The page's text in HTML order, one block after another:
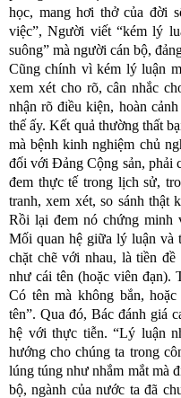
học, mang hơi thở của đời
việc”, Người viết “kém lý
suông” mà người cán bộ,
Cũng chính vì kém lý luận
xem xét cho rõ, cân nhắc
nhận rõ điều kiện, hoàn
thế ấy. Kết quả thường thất
mà bệnh kinh nghiệm chủ
đối với Đảng Cộng sản, phải
đem thực tế trong lịch sử,
tranh, xem xét, so sánh thật
Rồi lại đem nó chứng minh
Mối quan hệ giữa lý luận và
chặt chẽ với nhau, là tiền
như cái tên (hoặc viên đạn).
Có tên mà không bắn,
tên”. Qua đó, Bác đánh giá
hệ với thực tiễn. “Lý luận
hướng cho chúng ta trong
lúng túng như nhắm mắt mà
bộ, ngành của nước ta đã